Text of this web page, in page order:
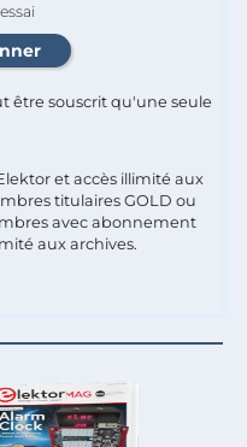
être souscrit qu'une seule
et accès illimité aux
titulaires GOLD ou
avec abonnement
aux archives.